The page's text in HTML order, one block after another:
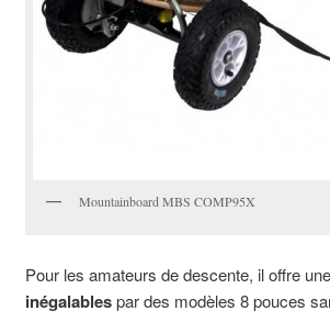
Mountainboard MBS COMP95X
Pour les amateurs de descente, il offre
inégalablespar des modèles 8 pouces